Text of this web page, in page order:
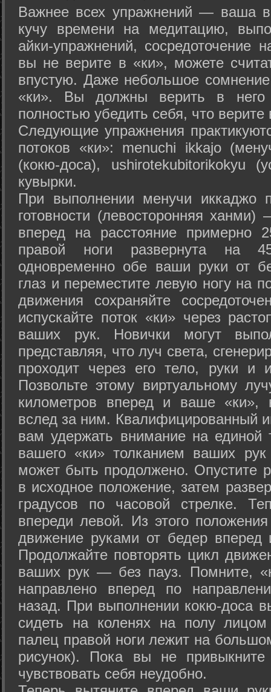
Важнее всех упражнений — ваша
кучу времени на медитацию,
айки-упражнений, сосредоточение
вы не верите в «ки», можете
впустую. Даже небольшое сомнение
«ки». Вы должны верить в
полностью убедить себя, что верите
Следующие упражнения
потоков «ки»: menuchi ikkajo
(кокю-доса), ushiro­tekubitori­kokyu
кувырки.
При выполнении менучи иккаджо
готовности (левосторонняя
вперед на расстояние примерно
правой ноги развернута на
одновременно обе ваши руки от
глаз и переместите левую ногу на
движения сохраняйте
испускайте поток «ки» через
ваших рук. Новички могут
представляя, что луч света,
проходит через его тело, руки и
Позвольте этому виртуальному
километров вперед и ваше «ки»,
вслед за ним. Квалифицированный
вам удержать внимание на единой
вашего «ки» толканием ваших
может быть продолжено. Опустите
в исходное положение, затем
градусов по часовой стрелке.
впереди левой. Из этого
движение руками от бедер вперед
Продолжайте повторять цикл
ваших рук — без пауз. Помните,
направлено вперед по
назад. При выполнении кокю-доса
сидеть на коленях на полу
палец правой ноги лежит на
рисунок). Пока вы не
чувствовать себя неудобно.